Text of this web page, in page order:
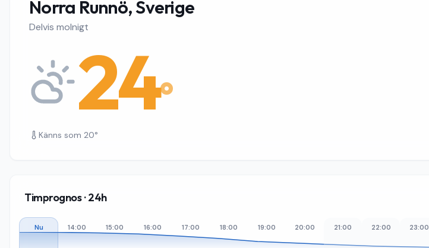
Norra Runnö, Sverige
Delvis molnigt
24°
Känns som 20°
Timprognos · 24h
Nu 14:00 15:00 16:00 17:00 18:00 19:00 20:00 21:00 22:00 23:00